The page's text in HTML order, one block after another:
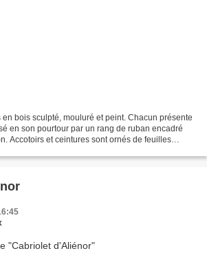
bois sculpté, mouluré et peint. Chacun présente
en son pourtour par un rang de ruban encadré
Accotoirs et ceintures sont ornés de feuilles